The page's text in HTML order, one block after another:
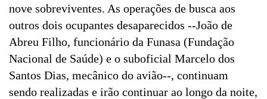
nove sobreviventes. As operações de busca aos
outros dois ocupantes desaparecidos --João de
Abreu Filho, funcionário da Funasa (Fundação
Nacional de Saúde) e o suboficial Marcelo dos
Santos Dias, mecânico do avião--, continuam
sendo realizadas e irão continuar ao longo da noite,